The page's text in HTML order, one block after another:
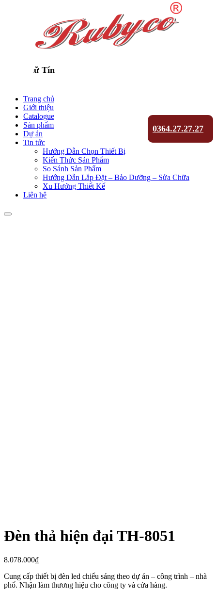
0364.27.27.27
Trang chủ
Giới thiệu
Catalogue
Sản phẩm
Dự án
Tin tức
Hướng Dẫn Chọn Thiết Bị
Kiến Thức Sản Phẩm
So Sánh Sản Phẩm
Hướng Dẫn Lắp Đặt – Bảo Dưỡng – Sửa Chữa
Xu Hướng Thiết Kế
Liên hệ
Đèn thả hiện đại TH-8051
8.078.000₫
Cung cấp thiết bị đèn led chiếu sáng theo dự án – công trình – nhà
phố. Nhận làm thương hiệu cho công ty và cửa hàng.